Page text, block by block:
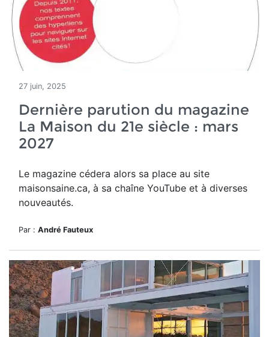
27 juin, 2025
Dernière parution du magazine
La Maison du 21e siècle : mars
2027
Le magazine cédera alors sa place au site
maisonsaine.ca, à sa chaîne YouTube et à diverses
nouveautés.
Par : André Fauteux